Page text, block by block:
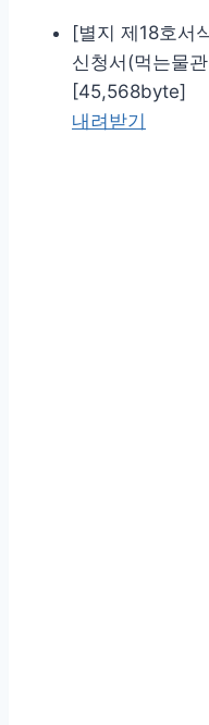
[별지 제18호서
신청서(먹는물
[45,568byte]
내려받기